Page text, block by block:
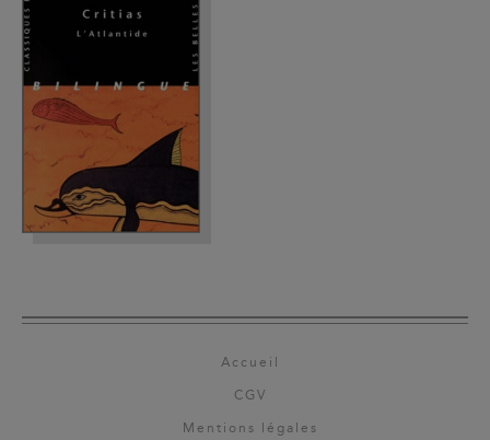
Accueil
CGV
Mentions légales